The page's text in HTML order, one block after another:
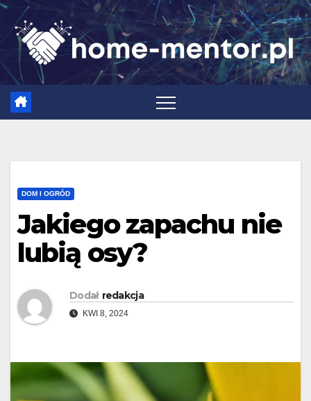
Skip
content
DOM I OGRÓD
Jakiego zapachu nie
lubią osy?
Dodał redakcja
KWI 8, 2024